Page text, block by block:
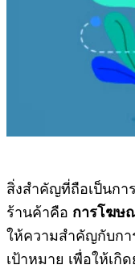
สิ่งสำคัญที่ถือเป็นกา
ร้านค้าคือ การโฆษ
ให้ความสำคัญกับก
เป้าหมาย เพื่อให้เกิ